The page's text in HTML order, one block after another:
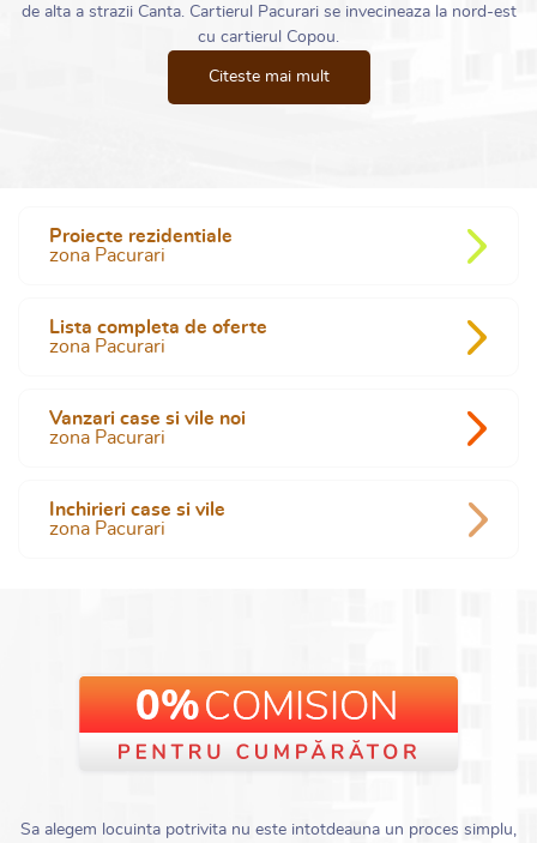
de alta a strazii Canta. Cartierul Pacurari se invecineaza la nord-est
cu cartierul Copou.
Citeste mai mult
Proiecte rezidentiale
zona Pacurari
Lista completa de oferte
zona Pacurari
Vanzari case si vile noi
zona Pacurari
Inchirieri case si vile
zona Pacurari
Sa alegem locuinta potrivita nu este intotdeauna un proces simplu,